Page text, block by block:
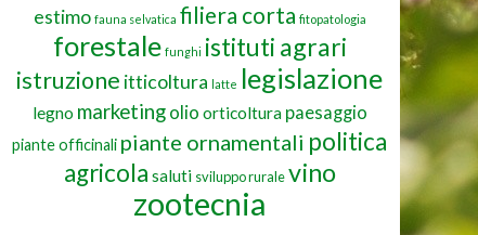
estimo fauna selvatica filiera corta fitopatologia
forestale funghi istituti agrari
istruzione itticoltura latte legislazione
legno marketing olio orticoltura paesaggio
piante officinali piante ornamentali politica
agricola saluti sviluppo rurale vino
zootecnia